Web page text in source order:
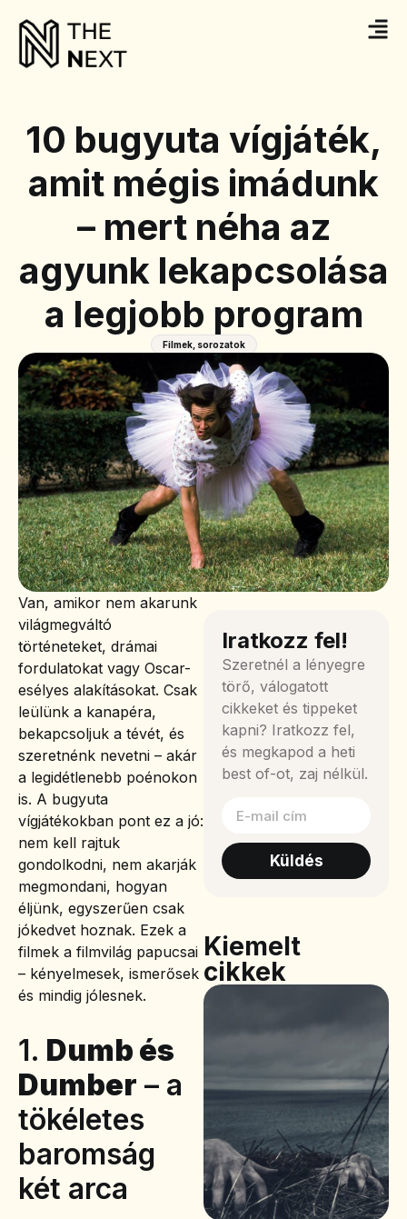
10 bugyuta vígjáték,
amit mégis imádunk
– mert néha az
agyunk lekapcsolása
a legjobb program
Filmek, sorozatok
Van, amikor nem akarunk
világmegváltó
történeteket, drámai
fordulatokat vagy Oscar-
esélyes alakításokat. Csak
leülünk a kanapéra,
bekapcsoljuk a tévét, és
szeretnénk nevetni – akár
a legidétlenebb poénokon
is. A bugyuta
vígjátékokban pont ez a jó:
nem kell rajtuk
gondolkodni, nem akarják
megmondani, hogyan
éljünk, egyszerűen csak
jókedvet hoznak. Ezek a
filmek a filmvilág papucsai
– kényelmesek, ismerősek
és mindig jólesnek.
1. Dumb és
Dumber – a
tökéletes
baromság
két arca
Iratkozz fel!
Szeretnél a lényegre
törő, válogatott
cikkeket és tippeket
kapni? Iratkozz fel,
és megkapod a heti
best of-ot, zaj nélkül.
Küldés
Kiemelt
cikkek